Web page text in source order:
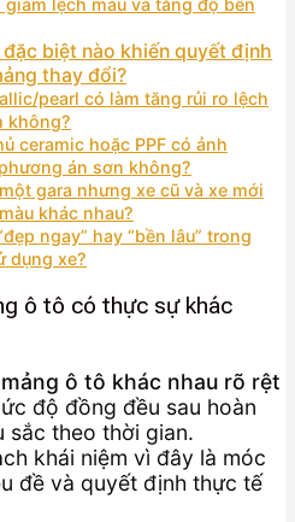
giảm lệch màu và tăng độ bền
biệt nào khiến quyết định
thay đổi?
pearl có làm tăng rủi ro lệch
không?
ceramic hoặc PPF có ảnh
án sơn không?
gara nhưng xe cũ và xe mới
khác nhau?
ngay” hay “bền lâu” trong
dụng xe?
ô tô có thực sự khác
ô tô khác nhau rõ rệt
độ đồng đều sau hoàn
sắc theo thời gian.
khái niệm vì đây là móc
đề và quyết định thực tế